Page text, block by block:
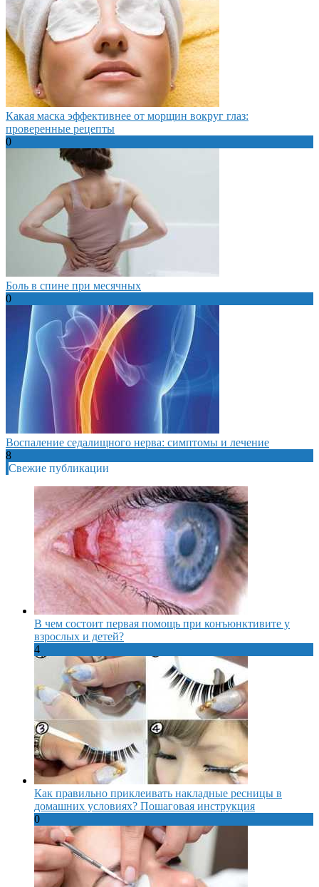
Какая маска эффективнее от морщин вокруг глаз:
проверенные рецепты
0
Боль в спине при месячных
0
Воспаление седалищного нерва: симптомы и лечение
8
Свежие публикации
В чем состоит первая помощь при конъюнктивите у
взрослых и детей?
4
Как правильно приклеивать накладные ресницы в
домашних условиях? Пошаговая инструкция
0